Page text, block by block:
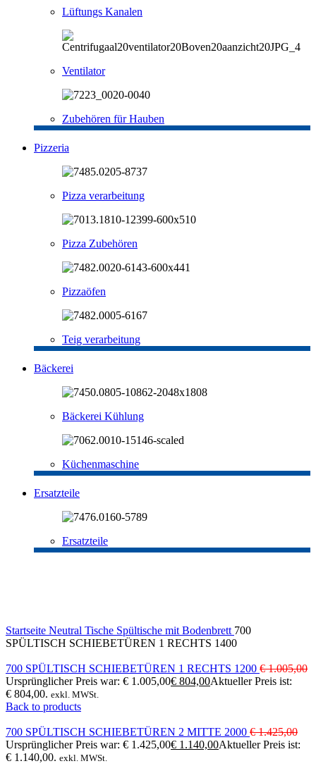
Lüftungs Kanalen
Ventilator
Zubehören für Hauben
Pizzeria
Pizza verarbeitung
Pizza Zubehören
Pizzaöfen
Teig verarbeitung
Bäckerei
Bäckerei Kühlung
Küchenmaschine
Ersatzteile
Ersatzteile
Startseite Neutral Tische Spültische mit Bodenbrett 700
SPÜLTISCH SCHIEBETÜREN 1 RECHTS 1400
700 SPÜLTISCH SCHIEBETÜREN 1 RECHTS 1200 €1.005,00
Ursprünglicher Preis war: € 1.005,00€ 804,00Aktueller Preis ist:
€ 804,00. exkl. MWSt.
Back to products
700 SPÜLTISCH SCHIEBETÜREN 2 MITTE 2000 €1.425,00
Ursprünglicher Preis war: € 1.425,00€ 1.140,00Aktueller Preis ist:
€ 1.140,00. exkl. MWSt.